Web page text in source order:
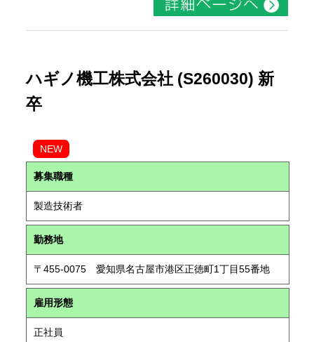
ハギノ機工株式会社 (S260030) 新
卒
NEW
募集職種
製造技術者
勤務地
〒455-0075 愛知県名古屋市港区正徳町1丁目55番地
雇用形態
正社員